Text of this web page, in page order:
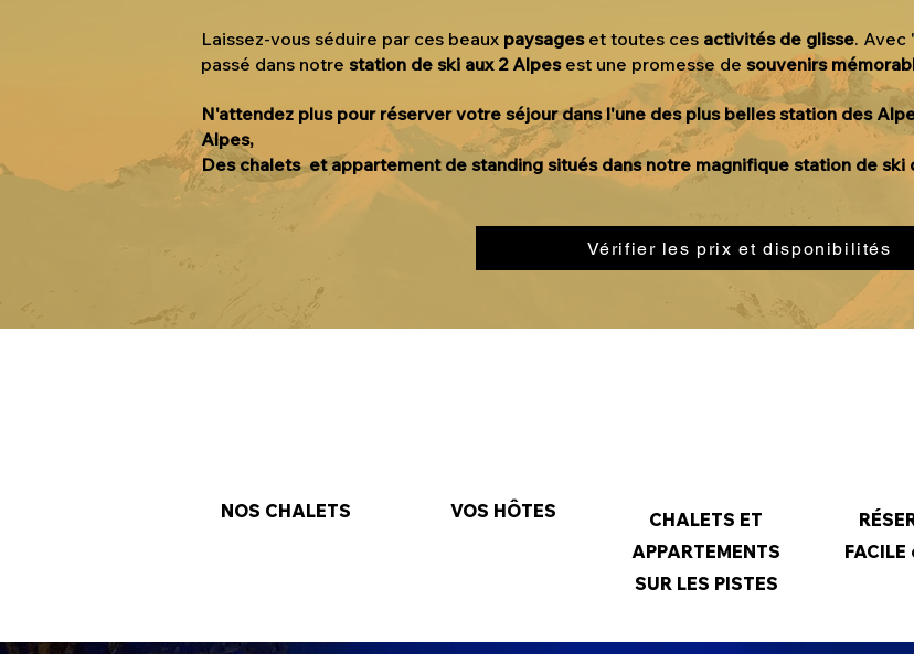
Laissez-vous séduire par ces beaux paysageset toutes ces activités de glisse. Avec
passé dans notre station de ski aux 2 Alpesest une promesse de souvenirs
N'attendez plus pour réserver votre séjour dans l'une des plus belles station des
Alpes,
Des chalets et appartement de standing situés dans notre magnifique station de ski
Vérifier les prix et disponibilités
NOS CHALETS VOS HÔTES
CHALETS ET
APPARTEMENTS
SUR LES PISTES
FACILE